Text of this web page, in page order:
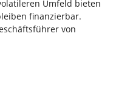
Umfeld bieten
finanzierbar.
von